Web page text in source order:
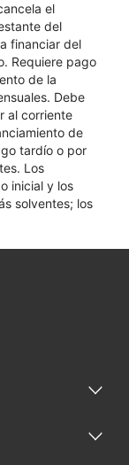
el
del
financiar del
Requiere pago
de la
Debe
al corriente
de
tardío o por
Los
inicial y los
solventes; los